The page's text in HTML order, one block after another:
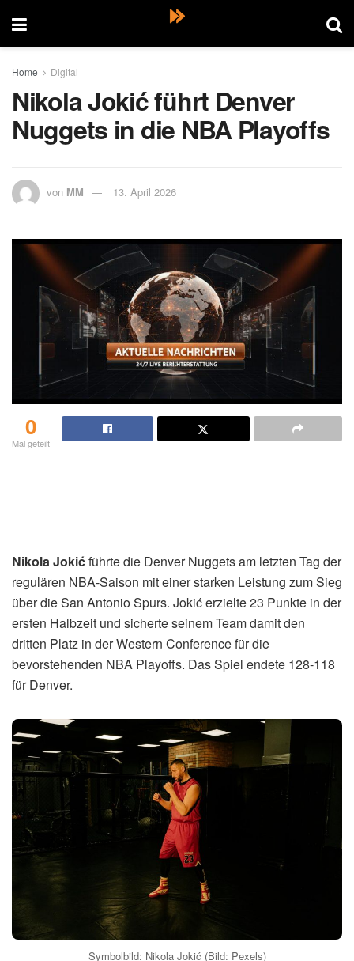
Home Digital
Nikola Jokić führt Denver
Nuggets in die NBA Playoffs
von MM 13. April 2026
0
Mal geteilt
Nikola Jokićführte die Denver Nuggets am letzten Tag der
regulären NBA-Saison mit einer starken Leistung zum Sieg
über die San Antonio Spurs. Jokić erzielte 23 Punkte in der
ersten Halbzeit und sicherte seinem Team damit den
dritten Platz in der Western Conference für die
bevorstehenden NBA Playoffs. Das Spiel endete 128-118
für Denver.
Symbolbild: Nikola Jokić (Bild: Pexels)